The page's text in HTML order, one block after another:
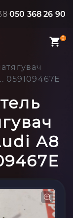
050 368 26 90
0
059109467E
A8